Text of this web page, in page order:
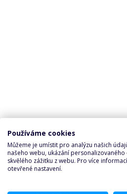
Používáme cookies
Můžeme je umístit pro analýzu našich
našeho webu, ukázání
skvělého zážitku z webu. Pro více
otevřené nastavení.